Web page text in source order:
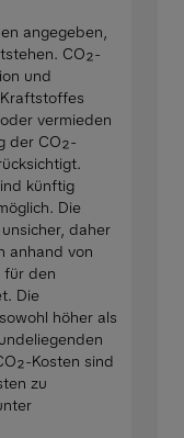
angegeben,
CO₂-
und
vermieden
der CO₂-
künftig
Die
daher
anhand von
für den
Die
höher als
Kosten sind
zu